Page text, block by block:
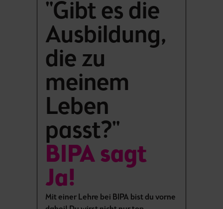
"Gibt es die
Ausbildung,
die zu
meinem
Leben
passt?"
BIPA sagt
Ja!
Mit einer Lehre bei BIPA bist du vorne